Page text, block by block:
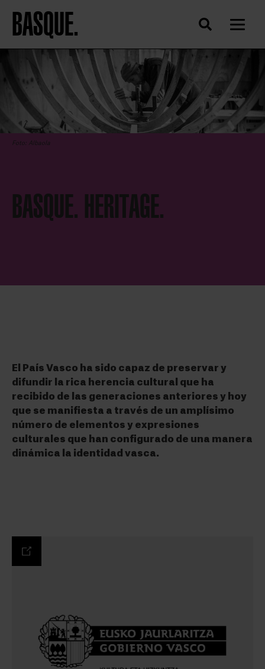
BASQUE.
Foto: Albaola
BASQUE. HERITAGE.
El País Vasco ha sido capaz de preservar y
difundir la rica herencia cultural que ha
recibido de las generaciones anteriores y hoy
que se manifiesta a través de un amplísimo
número de elementos y expresiones
culturales que han configurado de una manera
dinámica la identidad vasca.